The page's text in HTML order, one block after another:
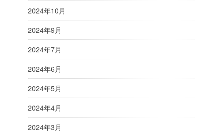
2024年10月
2024年9月
2024年7月
2024年6月
2024年5月
2024年4月
2024年3月